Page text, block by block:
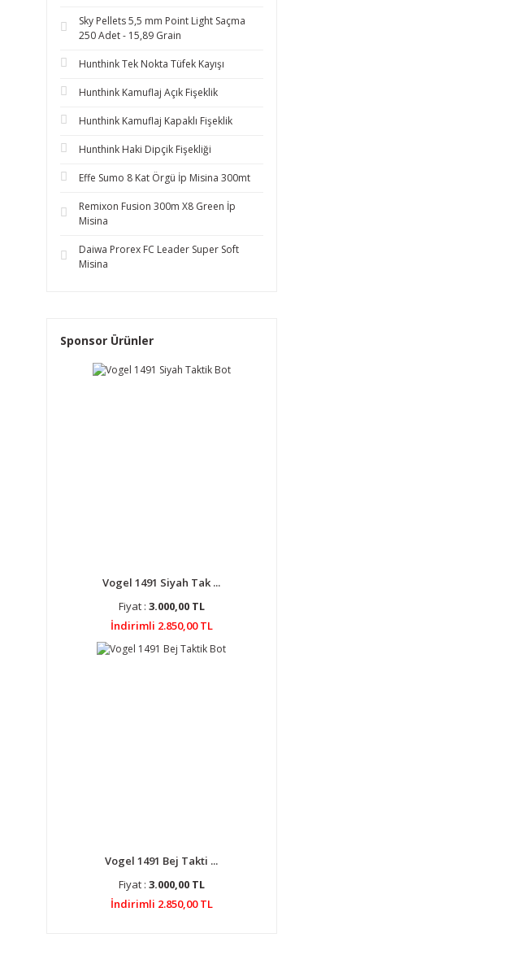
Sky Pellets 5,5 mm Point Light Saçma
250 Adet - 15,89 Grain
Hunthink Tek Nokta Tüfek Kayışı
Hunthink Kamuflaj Açık Fişeklik
Hunthink Kamuflaj Kapaklı Fişeklik
Hunthink Haki Dipçik Fişekliği
Effe Sumo 8 Kat Örgü İp Misina 300mt
Remixon Fusion 300m X8 Green İp
Misina
Daiwa Prorex FC Leader Super Soft
Misina
Sponsor Ürünler
Vogel 1491 Siyah Tak ...
Fiyat : 3.000,00 TL
İndirimli 2.850,00 TL
Vogel 1491 Bej Takti ...
Fiyat : 3.000,00 TL
İndirimli 2.850,00 TL